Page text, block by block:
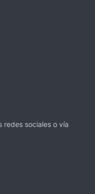
redes sociales o vía